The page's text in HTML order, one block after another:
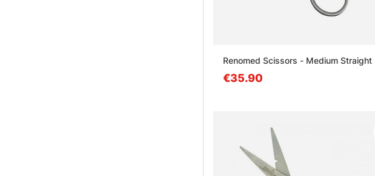
Renomed Scissors - Medium Straight
€35.90